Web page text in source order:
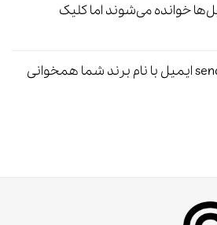
خوانده می‌شوند اما کلیک
کدام sender ایمیل با نام برند شما همخوانی